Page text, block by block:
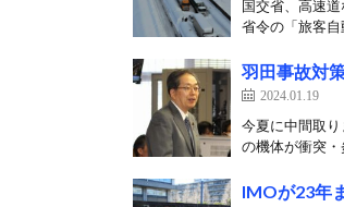
国交省、高速
省令の「旅客
羽田事故対
2024.01.19
今夏に中間取
の機体が衝突
IMOが23年